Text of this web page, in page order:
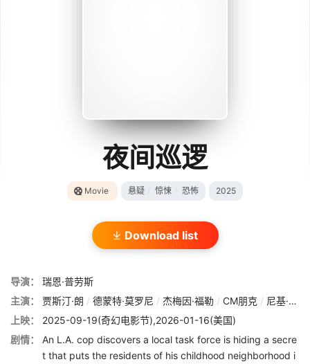
夜间巡逻
Movie 悬疑 惊悚 恐怖 2025
Download list
导演：
瑞恩·普劳斯
主演：
贾斯汀·朗 / 德蒙特·莫罗尼 / 杰梅因·福勒 / CM朋克 / 尼基·米切奥
上映：
2025-09-19(奇幻电影节),2026-01-16(美国)
剧情：
An L.A. cop discovers a local task force is hiding a secre
t that puts the residents of his childhood neighborhood i